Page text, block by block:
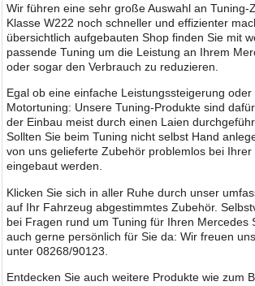
Wir führen eine sehr große Auswahl an Tuning-
Klasse W222 noch schneller und effizienter
übersichtlich aufgebauten Shop finden Sie mit
passende Tuning um die Leistung an Ihrem
oder sogar den Verbrauch zu reduzieren.
Egal ob eine einfache Leistungssteigerung
Motortuning: Unsere Tuning-Produkte sind
der Einbau meist durch einen Laien
Sollten Sie beim Tuning nicht selbst Hand
von uns gelieferte Zubehör problemlos bei
eingebaut werden.
Klicken Sie sich in aller Ruhe durch unser
auf Ihr Fahrzeug abgestimmtes Zubehör.
bei Fragen rund um Tuning für Ihren Mercedes
auch gerne persönlich für Sie da: Wir freuen
unter 08268/90123.
Entdecken Sie auch weitere Produkte wie zum